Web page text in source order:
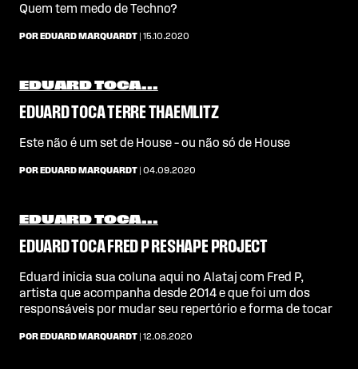
Quem tem medo de Techno?
POR EDUARD MARQUARDT | 15.10.2020
EDUARD TOCA...
EDUARD TOCA TERRE THAEMLITZ
Este não é um set de House – ou não só de House
POR EDUARD MARQUARDT | 04.09.2020
EDUARD TOCA...
EDUARD TOCA FRED P RESHAPE PROJECT
Eduard inicia sua coluna aqui no Alataj com Fred P,
artista que acompanha desde 2014 e que foi um dos
responsáveis por mudar seu repertório e forma de tocar
POR EDUARD MARQUARDT | 12.08.2020